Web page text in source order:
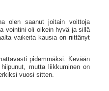
olen saanut joitain voittoja
vointini oli oikein hyvä ja sillä
vaikeita kausia on riittänyt
pidemmäksi. Kevään
mutta liikkuminen on
vuosi sitten.